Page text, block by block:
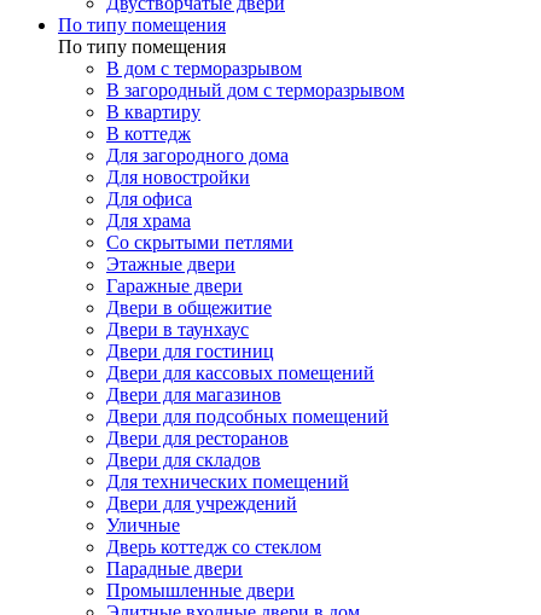
По типу помещения
По типу помещения
В дом с терморазрывом
В загородный дом с терморазрывом
В квартиру
В коттедж
Для загородного дома
Для новостройки
Для офиса
Для храма
Со скрытыми петлями
Этажные двери
Гаражные двери
Двери в общежитие
Двери в таунхаус
Двери для гостиниц
Двери для кассовых помещений
Двери для магазинов
Двери для подсобных помещений
Двери для ресторанов
Двери для складов
Для технических помещений
Двери для учреждений
Уличные
Дверь коттедж со стеклом
Парадные двери
Промышленные двери